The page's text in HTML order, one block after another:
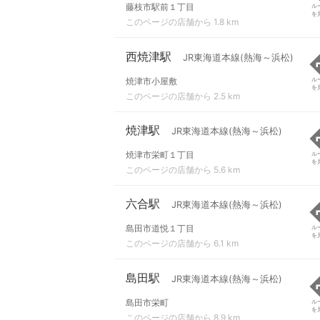
藤枝市駅前１丁目
このページの店舗から 1.8 km
ル
を
西焼津駅 JR東海道本線(熱海～浜松)
焼津市小屋敷
このページの店舗から 2.5 km
ル
を
焼津駅 JR東海道本線(熱海～浜松)
焼津市栄町１丁目
このページの店舗から 5.6 km
ル
を
六合駅 JR東海道本線(熱海～浜松)
島田市道悦１丁目
このページの店舗から 6.1 km
ル
を
島田駅 JR東海道本線(熱海～浜松)
島田市栄町
このページの店舗から 8.9 km
ル
を